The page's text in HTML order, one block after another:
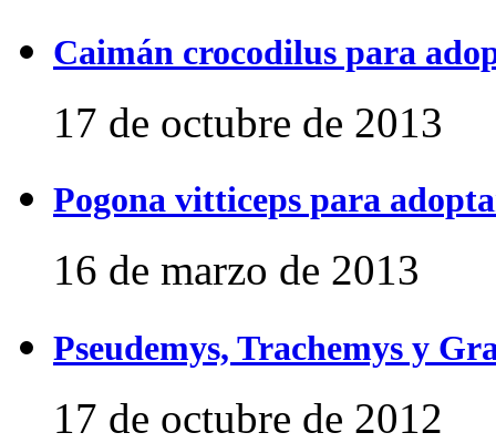
Caimán crocodilus para
17 de octubre de 2013
Pogona vitticeps para
16 de marzo de 2013
Pseudemys, Trachemys y
17 de octubre de 2012